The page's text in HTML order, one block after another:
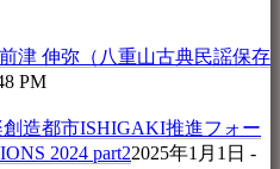
津 伸弥（八重山古典民謡保存
PM
造都市ISHIGAKI推進フォー
2024 part22025年1月1日 -